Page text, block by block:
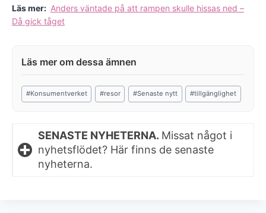
Läs mer: Anders väntade på att rampen skulle hissas ned –
Då gick tåget
Post
Tags:
#Konsumentverket #resor #Senaste nytt #tillgänglighet
SENASTE NYHETERNA. Missat något i
nyhetsflödet? Här finns de senaste
nyheterna.